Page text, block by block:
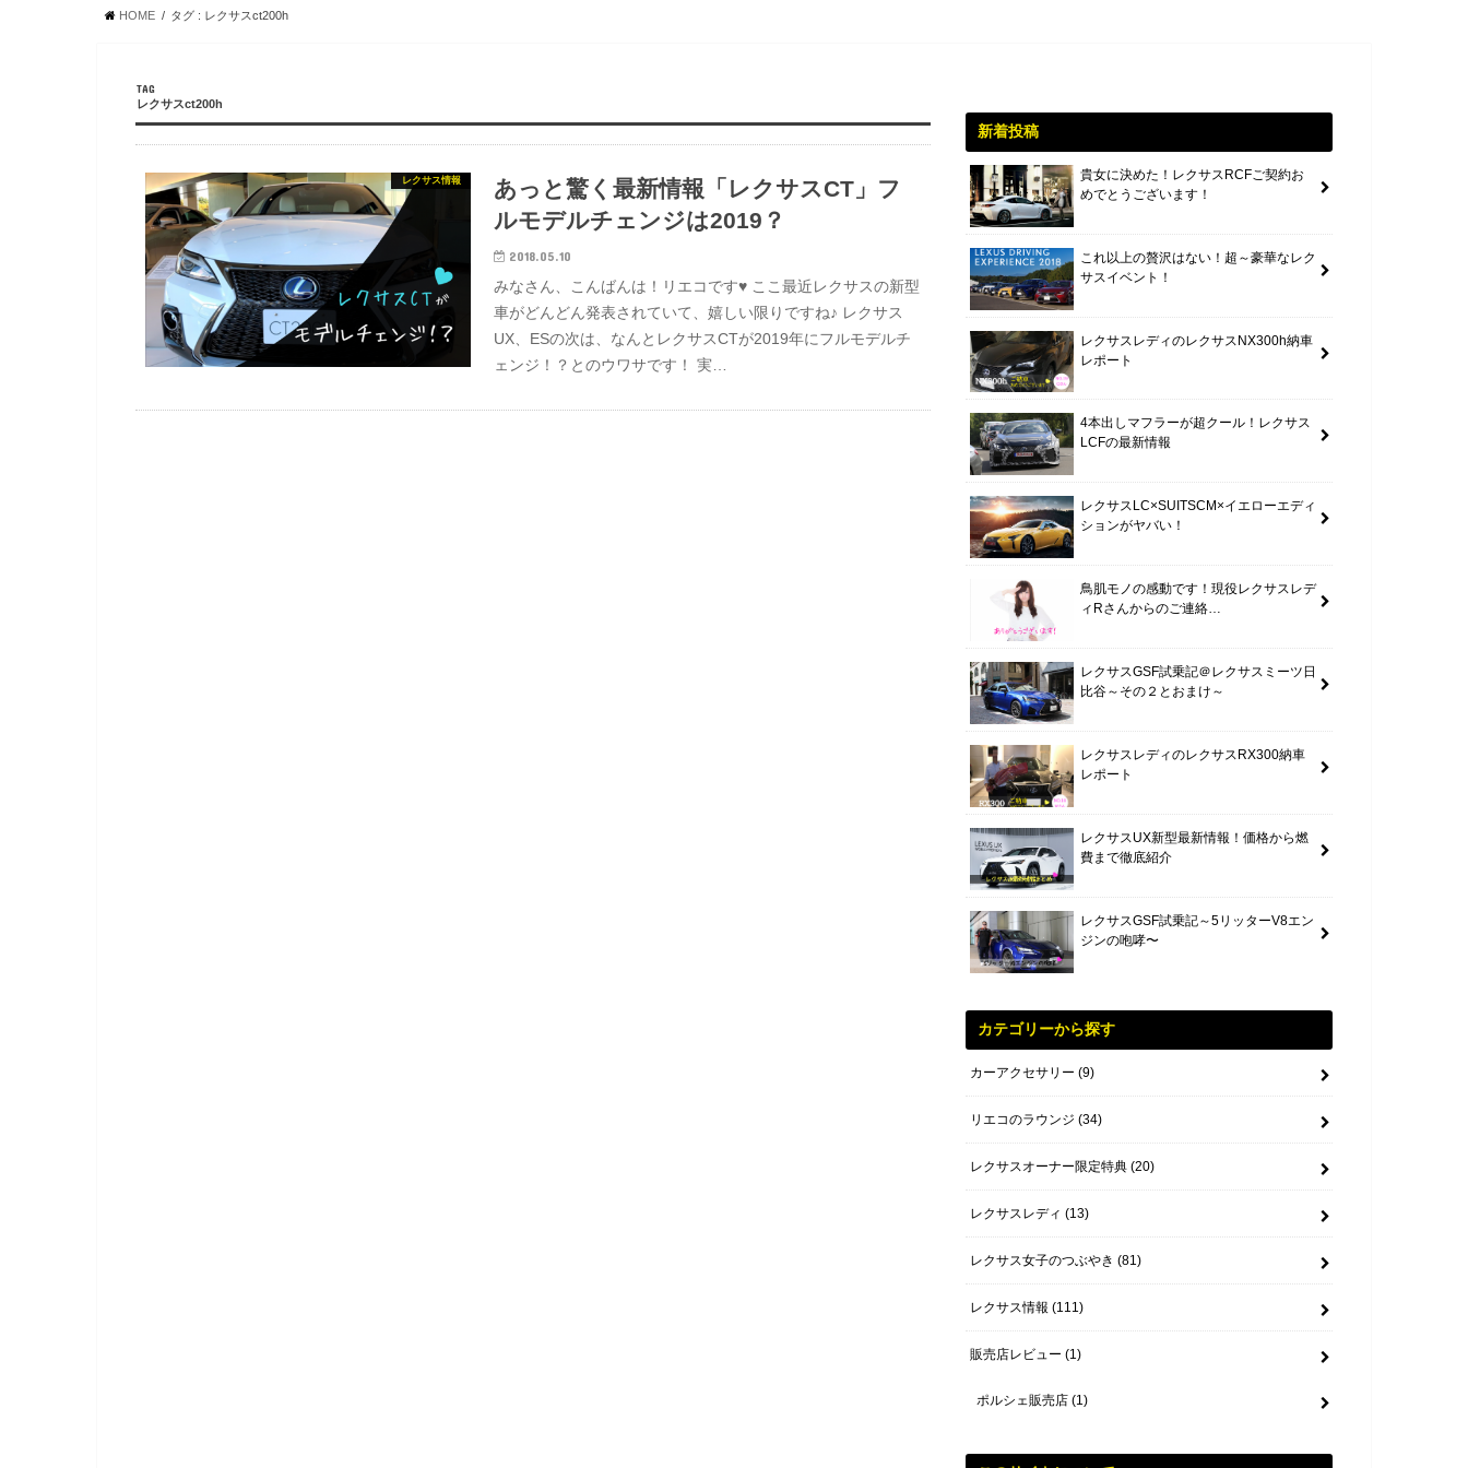
HOME タグ : レクサスct200h
TAG
レクサスct200h
レクサス情報
あっと驚く最新情報「レクサスCT」フ
ルモデルチェンジは2019？
2018.05.10
みなさん、こんばんは！リエコです♥ ここ最近レクサスの新型
車がどんどん発表されていて、嬉しい限りですね♪ レクサス
UX、ESの次は、なんとレクサスCTが2019年にフルモデルチ
ェンジ！？とのウワサです！ 実…
新着投稿
貴女に決めた！レクサスRCFご契約お
めでとうございます！
これ以上の贅沢はない！超～豪華なレク
サスイベント！
レクサスレディのレクサスNX300h納車
レポート
4本出しマフラーが超クール！レクサス
LCFの最新情報
レクサスLC×SUITSCM×イエローエディ
ションがヤバい！
鳥肌モノの感動です！現役レクサスレデ
ィRさんからのご連絡…
レクサスGSF試乗記＠レクサスミーツ日
比谷～その２とおまけ～
レクサスレディのレクサスRX300納車
レポート
レクサスUX新型最新情報！価格から燃
費まで徹底紹介
レクサスGSF試乗記～5リッターV8エン
ジンの咆哮〜
カテゴリーから探す
カーアクセサリー (9)
リエコのラウンジ (34)
レクサスオーナー限定特典 (20)
レクサスレディ (13)
レクサス女子のつぶやき (81)
レクサス情報 (111)
販売店レビュー (1)
ポルシェ販売店 (1)